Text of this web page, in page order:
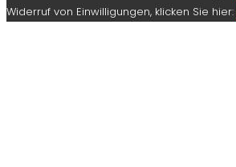
Widerruf von Einwilligungen, klicken Sie hier: